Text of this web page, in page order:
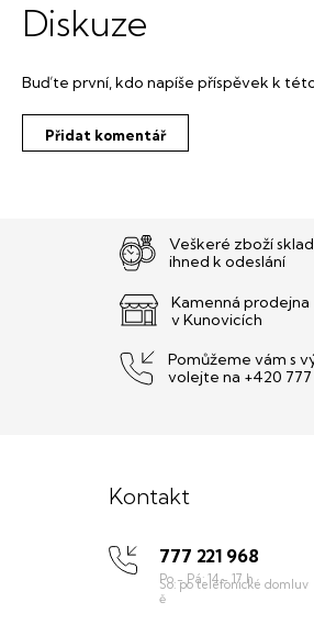
Diskuze
Buďte první, kdo napíše příspěvek k
Přidat komentář
Veškeré zboží
ihned k odeslání
Kamenná prodejna
v Kunovicích
Pomůžeme vám s
volejte na +420 777
Kontakt
777 221 968